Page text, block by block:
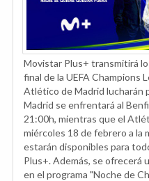
Movistar Plus+ transmitirá
final de la UEFA Champions
Atlético de Madrid lucharán
Madrid se enfrentará al
21:00h, mientras que el
miércoles 18 de febrero a la
estarán disponibles para
Plus+. Además, se ofrecerá
en el programa "Noche de